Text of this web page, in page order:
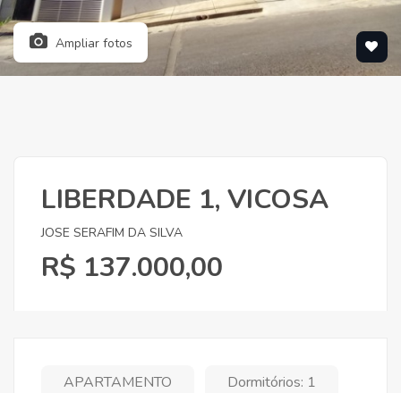
Ampliar fotos
LIBERDADE 1, VICOSA
JOSE SERAFIM DA SILVA
R$ 137.000,00
APARTAMENTO Dormitórios: 1